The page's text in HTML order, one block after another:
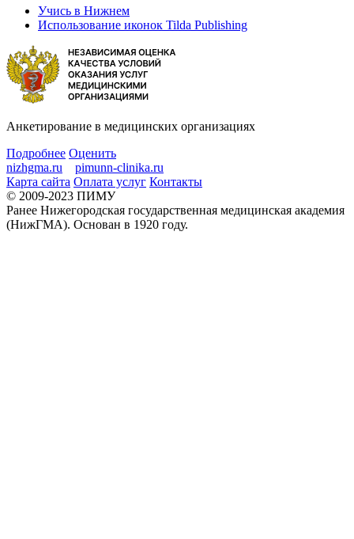
Учись в Нижнем
Использование иконок Tilda Publishing
Анкетирование в медицинских организациях
Подробнее Оценить
nizhgma.ru
pimunn-clinika.ru
Карта сайта Оплата услуг Контакты
© 2009-2023 ПИМУ
Ранее Нижегородская государственная медицинская академия
(НижГМА). Основан в 1920 году.